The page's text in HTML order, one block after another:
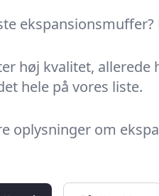
høj kvalitet,
hele på vores liste.
oplysninger om